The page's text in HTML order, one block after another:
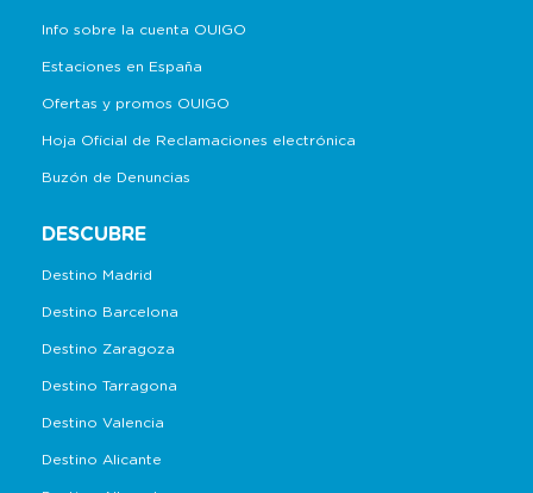
Info sobre la cuenta OUIGO
Estaciones en España
Ofertas y promos OUIGO
Hoja Oficial de Reclamaciones electrónica
Buzón de Denuncias
DESCUBRE
Destino Madrid
Destino Barcelona
Destino Zaragoza
Destino Tarragona
Destino Valencia
Destino Alicante